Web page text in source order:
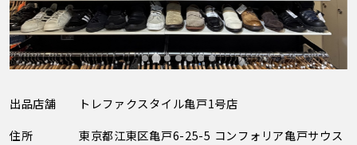
出品店舗
トレファクスタイル亀戸1号店
住所
東京都江東区亀戸6-25-5 コンフォリア亀戸サウス